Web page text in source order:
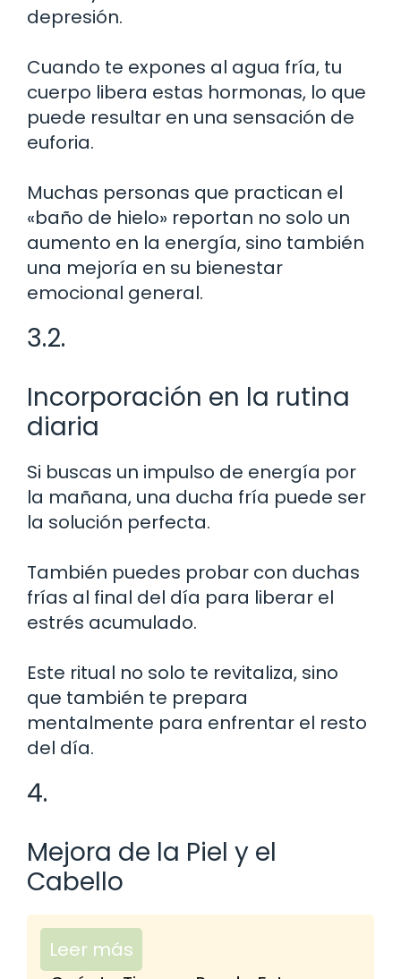
depresión.
Cuando te expones al agua fría, tu
cuerpo libera estas hormonas, lo que
puede resultar en una sensación de
euforia.
Muchas personas que practican el
«baño de hielo» reportan no solo un
aumento en la energía, sino también
una mejoría en su bienestar
emocional general.
3.2.
Incorporación en la rutina
diaria
Si buscas un impulso de energía por
la mañana, una ducha fría puede ser
la solución perfecta.
También puedes probar con duchas
frías al final del día para liberar el
estrés acumulado.
Este ritual no solo te revitaliza, sino
que también te prepara
mentalmente para enfrentar el resto
del día.
4.
Mejora de la Piel y el
Cabello
Leer más